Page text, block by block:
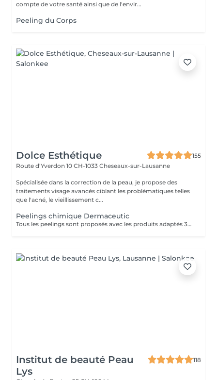
compte de votre santé ainsi que de l'envir...
Peeling du Corps
Dolce Esthétique
155
Route d'Yverdon 10 CH-1033 Cheseaux-sur-Lausanne
Spécialisée dans la correction de la peau, je propose des
traitements visage avancés ciblant les problématiques telles
que l'acné, le vieillissement c...
Peelings chimique Dermaceutic
Tous les peelings sont proposés avec les produits adaptés 3x soins à deux semaines d'intervalle.
Institut de beauté Peau
Lys
118